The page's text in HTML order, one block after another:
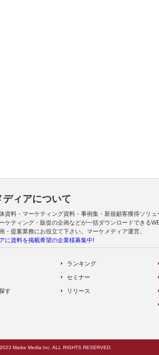
ディアについて
資料・マーケティング資料・事例集・新規顧客獲得ソリュ
ケティング・販促の企画などが一括ダウンロードできる
・提案業務にお役立て下さい。マーケメディア運営。
に資料を掲載希望の企業様募集中!
す
ランキング
セミナー
リリース
Marke Media Inc. ALL RIGHTS RESERVED.